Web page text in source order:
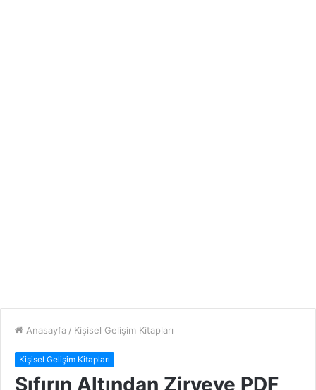
Anasayfa / Kişisel Gelişim Kitapları
Kişisel Gelişim Kitapları
Sıfırın Altından Zirveye PDF